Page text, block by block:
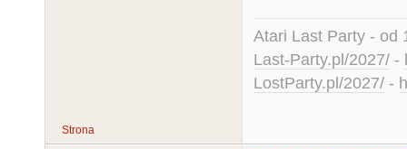
Atari Last Party - od
Last-Party.pl/2027/ -
LostParty.pl/2027/ -
Strona